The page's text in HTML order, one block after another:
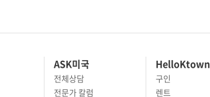
ASK미국
전체상담
전문가 칼럼
HelloKtown
구인
렌트